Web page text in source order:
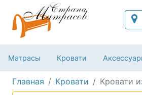
Матрасы Кровати
Главная Кровати Кровати